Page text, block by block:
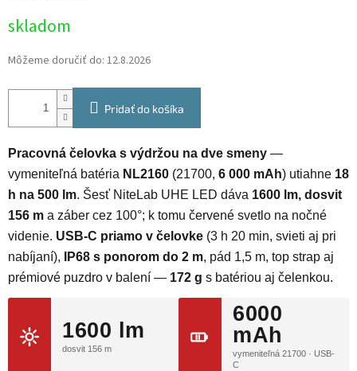
cena:
skladom
Môžeme doručiť do: 12.8.2026
Pridať do košíka
Pracovná čelovka s výdržou na dve smeny —
vymeniteľná batéria NL2160 (21700, 6 000 mAh) utiahne 18
h na 500 lm. Šesť NiteLab UHE LED dáva 1600 lm, dosvit
156 m a záber cez 100°; k tomu červené svetlo na nočné
videnie. USB-C priamo v čelovke (3 h 20 min, svieti aj pri
nabíjaní),
IP68 s ponorom do 2 m, pád 1,5 m, top strap aj
prémiové puzdro v balení — 172 g s batériou aj čelenkou.
1600 lm
dosvit 156 m
6000
mAh
vymeniteľná 21700 · USB-
C